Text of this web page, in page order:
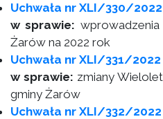
Uchwała nr XLI/330/2022
w sprawie:
Żarów na 2022 rok
Uchwała nr XLI/331/2022
w sprawie: zmiany
gminy Żarów
Uchwała nr XLI/332/2022